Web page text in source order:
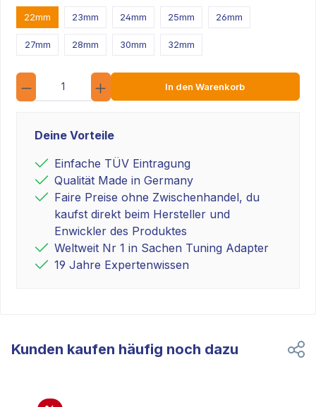
22mm 23mm 24mm 25mm 26mm
27mm 28mm 30mm 32mm
Anzahl
In den Warenkorb
Deine Vorteile
Einfache TÜV Eintragung
Qualität Made in Germany
Faire Preise ohne Zwischenhandel, du
kaufst direkt beim Hersteller und
Enwickler des Produktes
Weltweit Nr 1 in Sachen Tuning Adapter
19 Jahre Expertenwissen
Kunden kaufen häufig noch dazu